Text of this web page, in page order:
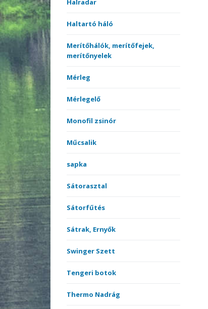
Halradar
Haltartó háló
Merítőhálók, merítőfejek,
merítőnyelek
Mérleg
Mérlegelő
Monofil zsinór
Műcsalik
sapka
Sátorasztal
Sátorfűtés
Sátrak, Ernyők
Swinger Szett
Tengeri botok
Thermo Nadrág